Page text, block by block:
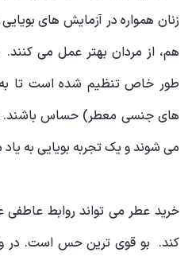
زنان همواره در آزمایش های
هم، از مردان بهتر عمل می
طور خاص تنظیم شده است تا به
های جنسی معطر) حساس باشند.
می شوند و یک تجربه بویایی به یاد
خرید عطر می تواند روابط عاطفی